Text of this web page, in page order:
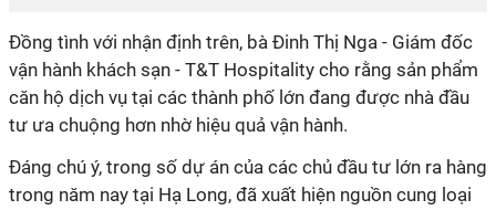
Đồng tình với nhận định trên, bà Đinh Thị Nga - Giám đốc
vận hành khách sạn - T&T Hospitality cho rằng sản phẩm
căn hộ dịch vụ tại các thành phố lớn đang được nhà đầu
tư ưa chuộng hơn nhờ hiệu quả vận hành.
Đáng chú ý, trong số dự án của các chủ đầu tư lớn ra hàng
trong năm nay tại Hạ Long, đã xuất hiện nguồn cung loại